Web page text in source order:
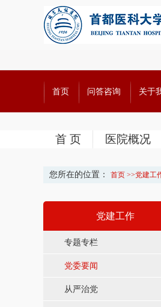
首页 问答咨询 关于
首 页 医院概况
您所在的位置： 首页 >>党建工
党建工作
专题专栏
党委要闻
从严治党